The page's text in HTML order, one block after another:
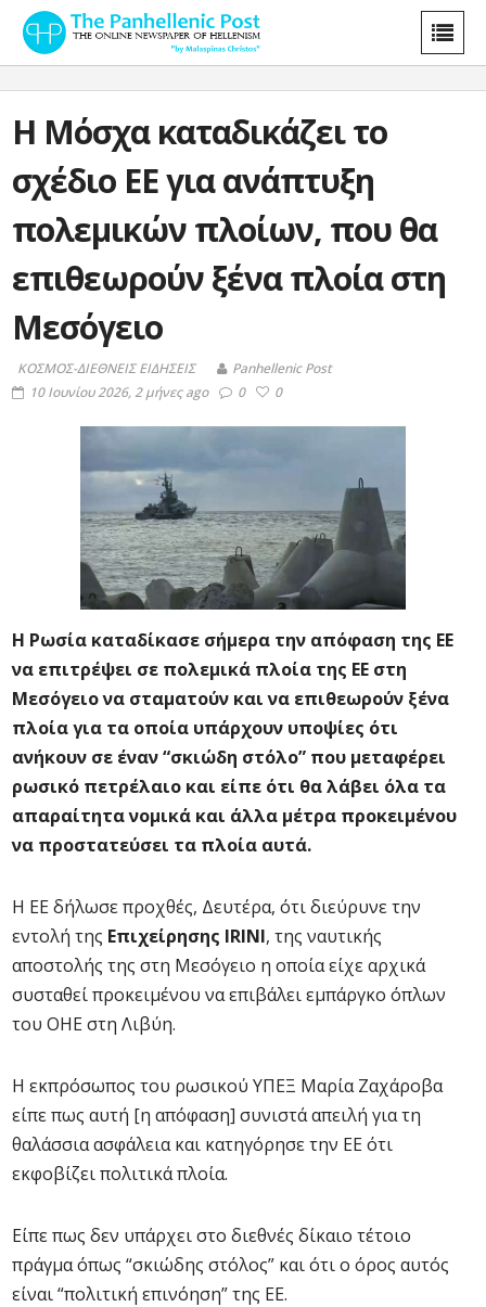
Η Μόσχα καταδικάζει το
σχέδιο ΕΕ για ανάπτυξη
πολεμικών πλοίων, που θα
επιθεωρούν ξένα πλοία στη
Μεσόγειο
ΚΟΣΜΟΣ-ΔΙΕΘΝΕΙΣ ΕΙΔΗΣΕΙΣ
Panhellenic Post
10 Ιουνίου 2026, 2 μήνες ago
0 0
Η Ρωσία καταδίκασε σήμερα την απόφαση της ΕΕ
να επιτρέψει σε πολεμικά πλοία της ΕΕ στη
Μεσόγειο να σταματούν και να επιθεωρούν ξένα
πλοία για τα οποία υπάρχουν υποψίες ότι
ανήκουν σε έναν “σκιώδη στόλο” που μεταφέρει
ρωσικό πετρέλαιο και είπε ότι θα λάβει όλα τα
απαραίτητα νομικά και άλλα μέτρα προκειμένου
να προστατεύσει τα πλοία αυτά.
Η ΕΕ δήλωσε προχθές, Δευτέρα, ότι διεύρυνε την
εντολή της Επιχείρησης IRINI, της ναυτικής
αποστολής της στη Μεσόγειο η οποία είχε αρχικά
συσταθεί προκειμένου να επιβάλει εμπάργκο όπλων
του ΟΗΕ στη Λιβύη.
Η εκπρόσωπος του ρωσικού ΥΠΕΞ Μαρία Ζαχάροβα
είπε πως αυτή [η απόφαση] συνιστά απειλή για τη
θαλάσσια ασφάλεια και κατηγόρησε την ΕΕ ότι
εκφοβίζει πολιτικά πλοία.
Είπε πως δεν υπάρχει στο διεθνές δίκαιο τέτοιο
πράγμα όπως “σκιώδης στόλος” και ότι ο όρος αυτός
είναι “πολιτική επινόηση” της ΕΕ.